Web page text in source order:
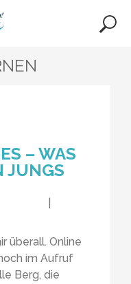
– WAS
JUNGS
überall. Online
im Aufruf
Berg, die